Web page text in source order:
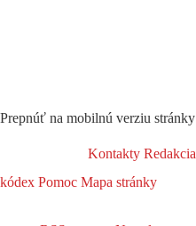
Prepnúť na mobilnú verziu stránky
Kontakty Redakcia
kódex Pomoc Mapa stránky